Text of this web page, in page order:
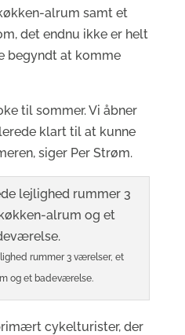
alrum samt et
det endnu ikke er helt
begyndt at komme
til sommer. Vi åbner
klart til at kunne
siger Per Strøm.
rummer 3 værelser, et
og et badeværelse.
cykelturister, der